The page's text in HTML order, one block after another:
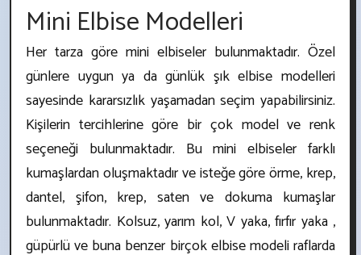
Mini Elbise Modelleri
Her tarza göre mini elbiseler bulunmaktadır. Özel
günlere uygun ya da günlük şık elbise modelleri
sayesinde kararsızlık yaşamadan seçim yapabilirsiniz.
Kişilerin tercihlerine göre bir çok model ve renk
seçeneği bulunmaktadır. Bu mini elbiseler farklı
kumaşlardan oluşmaktadır ve isteğe göre örme, krep,
dantel, şifon, krep, saten ve dokuma kumaşlar
bulunmaktadır. Kolsuz, yarım kol, V yaka, fırfır yaka ,
güpürlü ve buna benzer birçok elbise modeli raflarda